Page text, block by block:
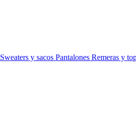
Sweaters y sacos Pantalones Remeras y